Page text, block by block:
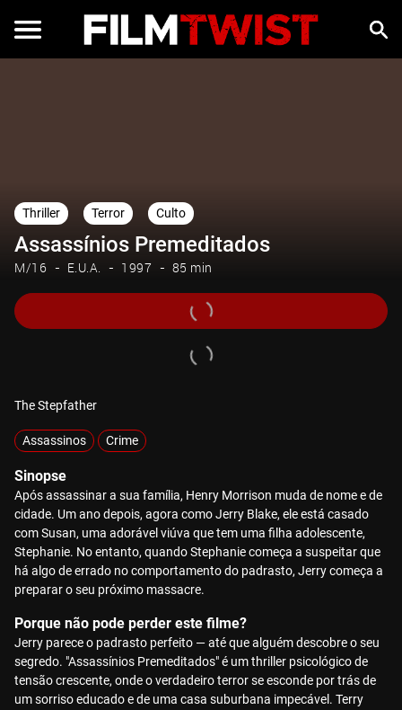
Thriller Terror Culto
Assassínios Premeditados
M/16 E.U.A. 1997 85 min
The Stepfather
Assassinos Crime
Sinopse
Após assassinar a sua família, Henry Morrison muda de nome e de
cidade. Um ano depois, agora como Jerry Blake, ele está casado
com Susan, uma adorável viúva que tem uma filha adolescente,
Stephanie. No entanto, quando Stephanie começa a suspeitar que
há algo de errado no comportamento do padrasto, Jerry começa a
preparar o seu próximo massacre.
Porque não pode perder este filme?
Jerry parece o padrasto perfeito — até que alguém descobre o seu
segredo. "Assassínios Premeditados" é um thriller psicológico de
tensão crescente, onde o verdadeiro terror se esconde por trás de
um sorriso educado e de uma casa suburbana impecável. Terry